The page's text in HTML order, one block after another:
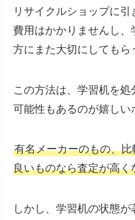
リサイクルショップに
費用はかかりませんし
方にまた大切にしてもら
この方法は、学習机を
可能性もあるのが嬉しい
有名メーカーのもの、
良いものなら査定が高
しかし、学習机の状態